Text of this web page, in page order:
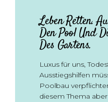
Leben Retten.
Den Pool Und
Des Gartens.
Luxus für uns,
Ausstiegshilfen
Poolbau
diesem Thema